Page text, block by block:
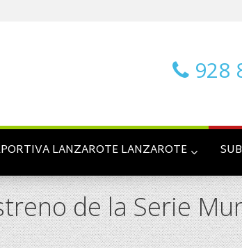
928
LANZAROTE LANZAROTE
de la Serie